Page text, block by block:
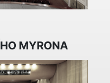
MYRONA